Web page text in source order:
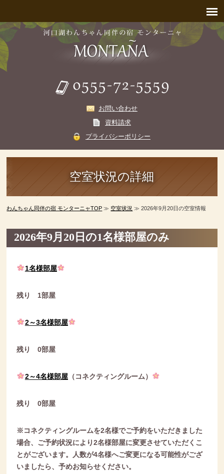
お問い合わせ
資料請求
プライバシーポリシー
空室状況の詳細
わんちゃん同伴の宿 モンターニャTOP ≫ 空室状況 ≫ 2026年9月20日の空室情報
2026年9月20日の1名様部屋のみ
1名様部屋
残り 1部屋
2～3名様部屋
残り 0部屋
2～4名様部屋（コネクティングルーム）
残り 0部屋
※コネクティングルームを2名様でご予約をいただきました
場合、 ご予約状況により2名様部屋に変更させていただくこ
とがございます。
人数が4名様へご変更になる可能性がござ
いましたら、予めお知らせください。